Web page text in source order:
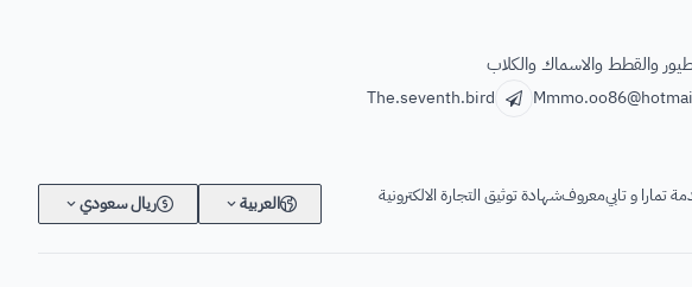
والقطط والاسماك والكلاب
The.seventh.bird
تمارا و تابيمعروفشهادة توثيق التجارة الالكترونية العربية ريال سعودي